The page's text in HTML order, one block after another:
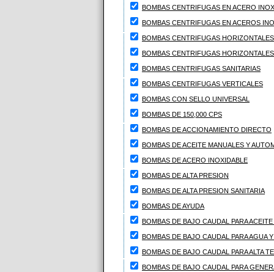
BOMBAS CENTRIFUGAS EN ACERO
BOMBAS CENTRIFUGAS EN ACEROS
BOMBAS CENTRIFUGAS HORIZONTALES
BOMBAS CENTRIFUGAS
BOMBAS CENTRIFUGAS SANITARIAS
BOMBAS CENTRIFUGAS VERTICALES
BOMBAS CON SELLO UNIVERSAL
BOMBAS DE 150,000 CPS
BOMBAS DE ACCIONAMIENTO DIRECTO
BOMBAS DE ACEITE MANUALES Y
BOMBAS DE ACERO INOXIDABLE
BOMBAS DE ALTA PRESION
BOMBAS DE ALTA PRESION SANITARIA
BOMBAS DE AYUDA
BOMBAS DE BAJO CAUDAL PARA
BOMBAS DE BAJO CAUDAL PARA AGUA
BOMBAS DE BAJO CAUDAL PARA ALTA
BOMBAS DE BAJO CAUDAL PARA